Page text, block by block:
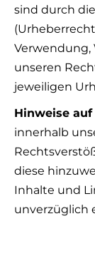
sind durch
Verwendung,
unseren
jeweiligen
Hinweise
innerhalb
diese
Inhalte und
unverzüglich